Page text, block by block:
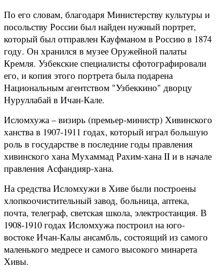
По его словам, благодаря Министерству культуры и
посольству России был найден нужный портрет,
который был отправлен Кауфманом в Россию в 1874
году. Он хранился в музее Оружейной палаты
Кремля. Узбекские специалисты сфотографировали
его, и копия этого портрета была подарена
Национальным агентством "Узбеккино" дворцу
Нуруллабай в Ичан-Кале.
Исломхужа – визирь (премьер-министр) Хивинского
ханства в 1907-1911 годах, который играл большую
роль в государстве в последние годы правления
хивинского хана Мухаммад Рахим-хана II и в начале
правления Асфандияр-хана.
На средства Исломхужи в Хиве были построены
хлопкоочистительный завод, больница, аптека,
почта, телеграф, светская школа, электростанция. В
1908-1910 годах Исломхужа построил на юго-
востоке Ичан-Калы ансамбль, состоящий из самого
маленького медресе и самого высокого минарета
Хивы.